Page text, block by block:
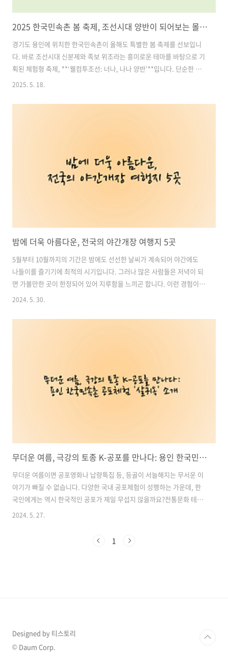
2025 한국민속촌 봄 축제, 조선시대 양반이 되어보는 몰입 체험! ‘웰컴투조선: 너나, 나나 양반’
경기도 용인에 위치한 한국민속촌이 올해도 특별한 봄 축제를 선보입니
다. 바로 조선시대 신분제와 족보 위조라는 흥미로운 테마를 바탕으로 기
획된 체험형 축제, **‘웰컴투조선: 너나, 나나 양반’**입니다. 단순한 구
경이 아닌 직접 양반이 되어보는 몰입형 콘텐츠로, 가족, 연인, 친구 누구
있죠.이번 축제는 2025년 3월 29일부터 6월 8일까지 진행되며, 한국민
드릴게요. 목차1. ‘웰컴투조선: 너나, 나나 양반’ 축제 개요 2...
2025. 5. 18.
밤에 더욱 아름다운, 전국의 야간개장 여행지 5곳
5월부터 10월까지의 기간은 밤에도 선선한 날씨가 계속되어 야간에도
나들이를 즐기기에 최적의 시기입니다. 그러나 많은 사람들은 저녁이 되
면 가볼만한 곳이 한정되어 있어 지루함을 느끼곤 합니다. 이런 경험이
있으신가요? 오늘 여행톡톡은 이런 고민을 해결하기 위해, 밤에 더욱 아
로는 부족하다고 느끼는 분들께, 이 추천지를 통해 다양한 선택지를 발견
화가 만들어내는 세계..
2024. 5. 30.
무더운 여름, 극강의 토종 K-공포를 만나다: 용인 한국민속촌 공포체험 '살귀옥' 소개
무더운 여름이면 공포영화나 납량특집 등, 등골이 서늘해지는 무서운 이
야기가 빠질 수 없습니다. 다양한 국내 공포체험이 성행하는 가운데, 한
국인에게는 역시 한국적인 공포가 제일 무섭지 않을까요?전통문화 테마
파크인 한국민속촌에서도 여름 시기를 맞이해 야간개장과 함께 다양한
강의 토종 K-공포, 한국민속촌 공포체험 '살귀옥'을 소개합니다. '살귀
2024. 5. 27.
1
Designed by 티스토리
© Daum Corp.